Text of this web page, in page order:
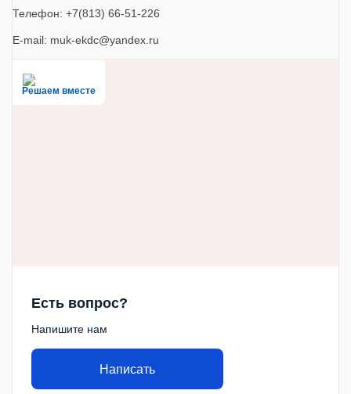
Телефон: +7(813) 66-51-226
E-mail: muk-ekdc@yandex.ru
Решаем вместе
Есть вопрос?
Напишите нам
Написать